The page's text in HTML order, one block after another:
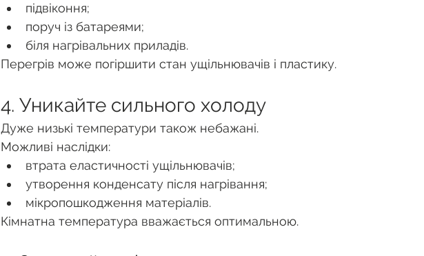
підвіконня;
поруч із батареями;
біля нагрівальних приладів.
Перегрів може погіршити стан ущільнювачів і пластику.
4. Уникайте сильного холоду
Дуже низькі температури також небажані.
Можливі наслідки:
втрата еластичності ущільнювачів;
утворення конденсату після нагрівання;
мікропошкодження матеріалів.
Кімнатна температура вважається оптимальною.